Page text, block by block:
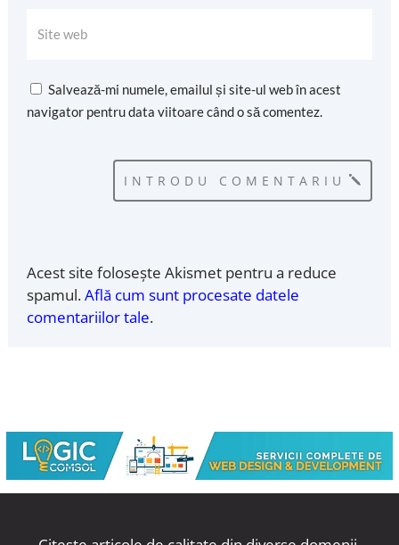
Salvează-mi numele, emailul și site-ul web în acest
navigator pentru data viitoare când o să comentez.
INTRODU COMENTARIU
Acest site folosește Akismet pentru a reduce
spamul.Află cum sunt procesate datele
comentariilor tale.